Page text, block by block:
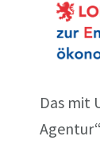
Das mit